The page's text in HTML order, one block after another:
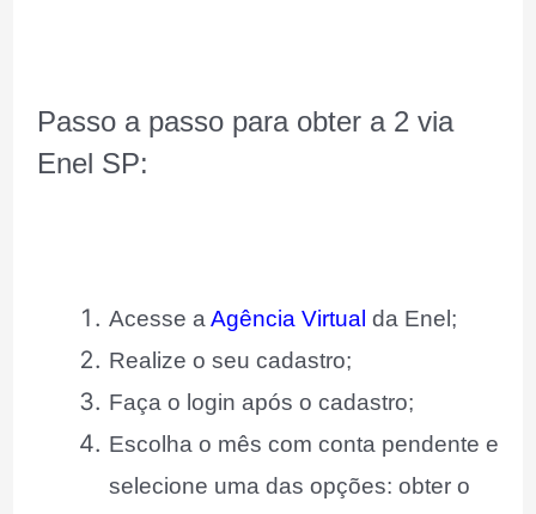
Passo a passo para obter a 2 via
Enel SP:
Acesse aAgência Virtual da Enel;
Realize o seu cadastro;
Faça o login após o cadastro;
Escolha o mês com conta pendente e
selecione uma das opções: obter o